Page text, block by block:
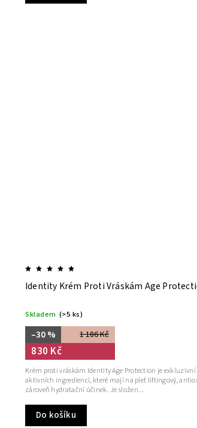
Identity Krém Proti Vráskám Age
Skladem (>5 ks)
1 186 Kč
–30 %
830 Kč
Do košíku
Krém proti vráskám Identity Age Protection je
aktivních ingrediencí, které mají na pleť liftingový,
zároveň hydratační účinek. Je složen...